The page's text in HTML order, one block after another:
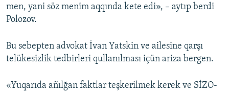
men, yani söz menim aqqında kete edi», – aytıp berdi
Polozov.
Bu sebepten advokat İvan Yatskin ve ailesine qarşı
telükesizlik tedbirleri qullanılması içün ariza bergen.
«Yuqarıda añılğan faktlar teşkerilmek kerek ve SİZO-